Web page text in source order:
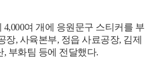
4,000여 개에 응원문구 스티커를 부
장, 사육본부, 정읍 사료공장, 김제
, 부화팀 등에 전달했다.